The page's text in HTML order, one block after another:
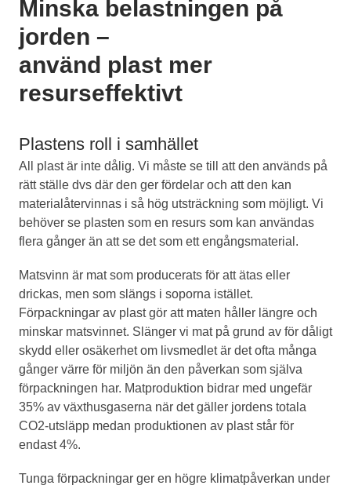
Minska belastningen på
jorden –
använd plast mer
resurseffektivt
Plastens roll i samhället
All plast är inte dålig. Vi måste se till att den används på
rätt ställe dvs där den ger fördelar och att den kan
materialåtervinnas i så hög utsträckning som möjligt. Vi
behöver se plasten som en resurs som kan användas
flera gånger än att se det som ett engångsmaterial.
Matsvinn är mat som producerats för att ätas eller
drickas, men som slängs i soporna istället.
Förpackningar av plast gör att maten håller längre och
minskar matsvinnet. Slänger vi mat på grund av för dåligt
skydd eller osäkerhet om livsmedlet är det ofta många
gånger värre för miljön än den påverkan som själva
förpackningen har. Matproduktion bidrar med ungefär
35% av växthusgaserna när det gäller jordens totala
CO2-utsläpp medan produktionen av plast står för
endast 4%.
Tunga förpackningar ger en högre klimatpåverkan under